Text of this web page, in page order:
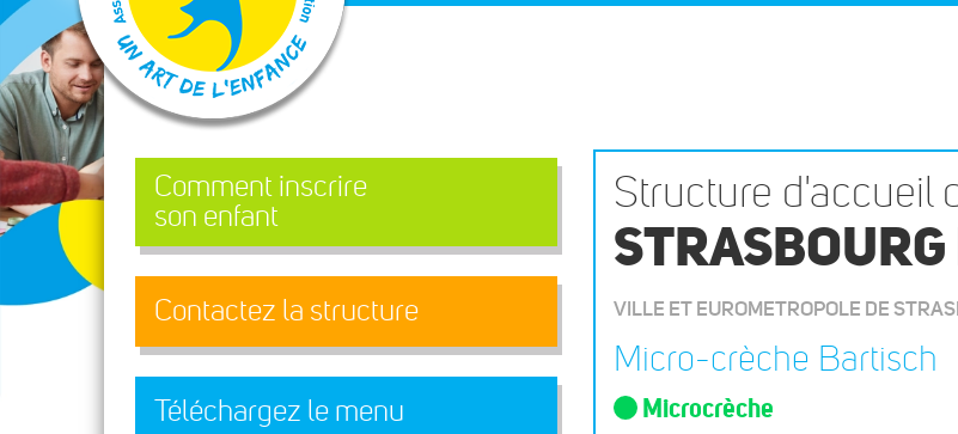
Comment inscrire
son enfant
Contactez la structure
Téléchargez le menu
Structure d'accueil
VILLE ET EUROMETROPOLE DE
Micro-crèche Bartisch
Microcrèche